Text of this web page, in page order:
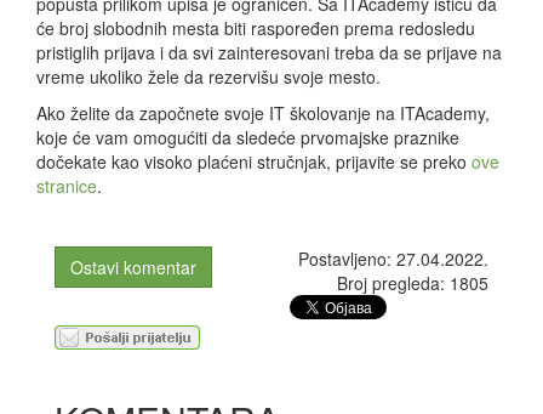
će broj slobodnih mesta biti raspoređen prema redosledu
pristiglih prijava i da svi zainteresovani treba da se prijave na
vreme ukoliko žele da rezervišu svoje mesto.
Ako želite da započnete svoje IT školovanje na ITAcademy,
koje će vam omogućiti da sledeće prvomajske praznike
dočekate kao visoko plaćeni stručnjak, prijavite se preko ove
stranice.
Ostavi komentar
Postavljeno: 27.04.2022.
Broj pregleda: 1805